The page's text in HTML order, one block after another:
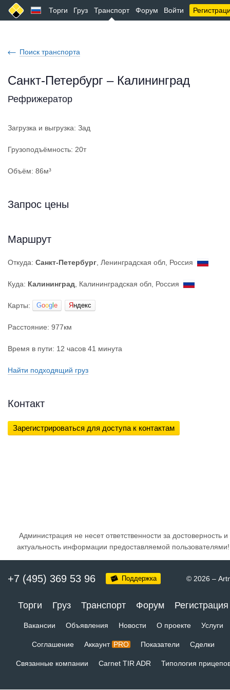
Торги Груз Транспорт Форум Войти
Поиск транспорта
Санкт-Петербург – Калининград
Рефрижератор
Загрузка и выгрузка: Зад
Грузоподъёмность: 20т
Объём: 86м³
Запрос цены
Маршрут
Откуда: Санкт-Петербург , Ленинградская обл, Россия
Куда: Калининград , Калининградская обл, Россия
Карты: Goog e Яндекс
Расстояние: 977км
Время в пути: 12 часов 41 минута
Найти подходящий груз
Контакт
Зарегистрироваться для доступа к контактам
Администрация не несет ответственности за достоверность и
актуальность информации предоставляемой пользователями!
+7 (495) 369 53 96 Поддержка © 2026 –
Торги Груз Транспорт Форум Регистрация
Вакансии Объявления Новости О проекте Услуги
Соглашение Аккаунт PRO Показатели Сделки
Связанные компании Carnet TIR ADR Типология